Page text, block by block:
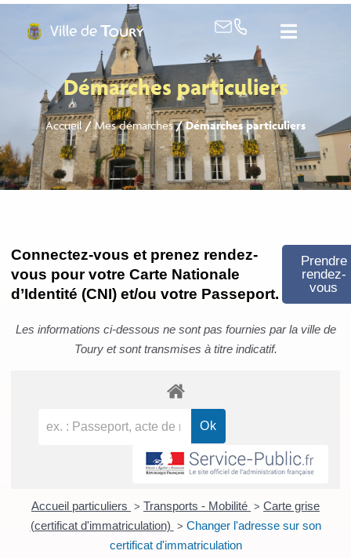
Démarches particuliers
Accueil/Mes démarches/Démarches particuliers
Connectez-vous et prenez rendez-
vous pour votre Carte Nationale
d’Identité (CNI) et/ou votre Passeport.
Prendre
rendez-
vous
Les informations ci-dessous ne sont pas fournies par la ville de
Toury et sont transmises à titre indicatif.
Accueil particuliers > Transports - Mobilité > Carte grise
(certificat d'immatriculation) > Changer l'adresse sur son
certificat d'immatriculation